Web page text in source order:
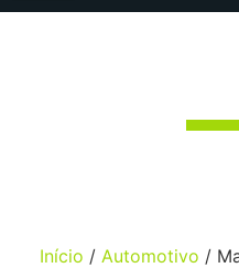
Início / Automotivo /